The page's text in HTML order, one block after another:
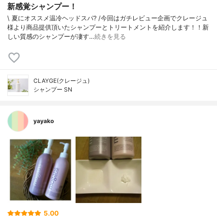
新感覚シャンプー！
\ 夏にオススメ温冷ヘッドスパ? /今回はガチレビュー企画でクレージュ
様より商品提供頂いたシャンプーとトリートメントを紹介します！！新
しい質感のシャンプーが凄す…続きを見る
CLAYGE(クレージュ)
シャンプー SN
yayako
5.00